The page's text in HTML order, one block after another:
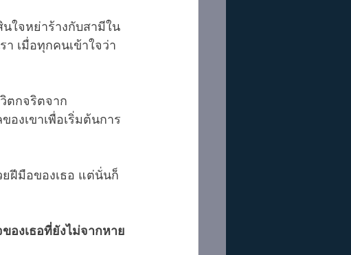
ใจหย่าร้างกับสามีใน
เมื่อทุกคนเข้าใจว่า
ตกจริตจาก
องเขาเพื่อเริ่มต้นการ
ฝีมือของเธอ แต่นั่นก็
งเธอที่ยังไม่จากหาย